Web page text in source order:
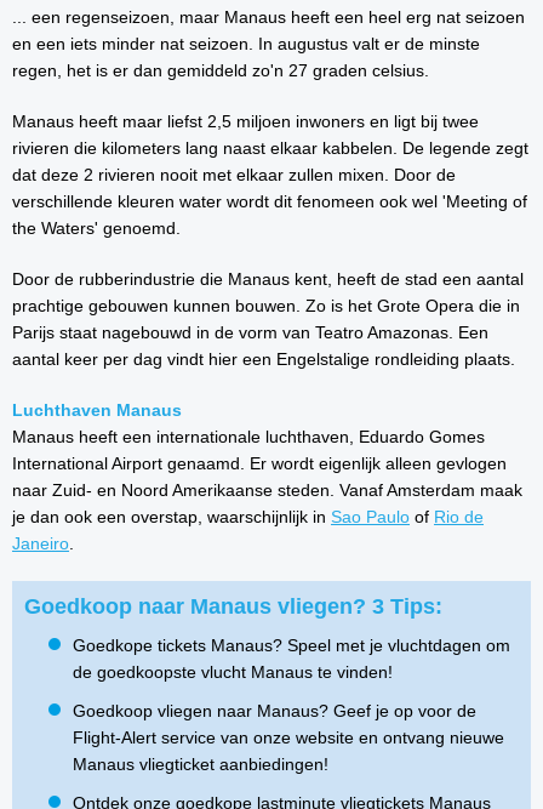
... een regenseizoen, maar Manaus heeft een heel erg nat seizoen
en een iets minder nat seizoen. In augustus valt er de minste
regen, het is er dan gemiddeld zo'n 27 graden celsius.
Manaus heeft maar liefst 2,5 miljoen inwoners en ligt bij twee
rivieren die kilometers lang naast elkaar kabbelen. De legende zegt
dat deze 2 rivieren nooit met elkaar zullen mixen. Door de
verschillende kleuren water wordt dit fenomeen ook wel 'Meeting of
the Waters' genoemd.
Door de rubberindustrie die Manaus kent, heeft de stad een aantal
prachtige gebouwen kunnen bouwen. Zo is het Grote Opera die in
Parijs staat nagebouwd in de vorm van Teatro Amazonas. Een
aantal keer per dag vindt hier een Engelstalige rondleiding plaats.
Luchthaven Manaus
Manaus heeft een internationale luchthaven, Eduardo Gomes
International Airport genaamd. Er wordt eigenlijk alleen gevlogen
naar Zuid- en Noord Amerikaanse steden. Vanaf Amsterdam maak
je dan ook een overstap, waarschijnlijk in Sao Paulo of Rio de
Janeiro.
Goedkoop naar Manaus vliegen? 3 Tips:
Goedkope tickets Manaus? Speel met je vluchtdagen om
de goedkoopste vlucht Manaus te vinden!
Goedkoop vliegen naar Manaus? Geef je op voor de
Flight-Alert service van onze website en ontvang nieuwe
Manaus vliegticket aanbiedingen!
Ontdek onze goedkope lastminute vliegtickets Manaus